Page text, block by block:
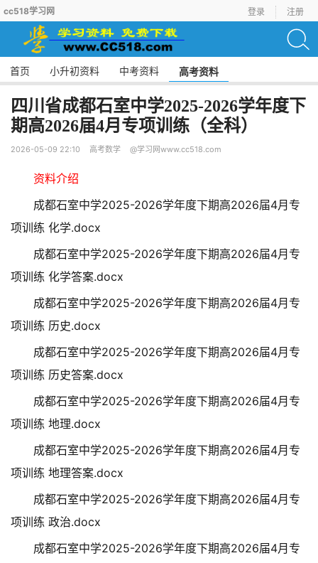
cc518学习网 登录 注册
首页 小升初资料 中考资料 高考资料
四川省成都石室中学2025-2026学年度下
期高2026届4月专项训练（全科）
2026-05-09 22:10 高考数学 @学习网www.cc518.com
资料介绍
成都石室中学2025-2026学年度下期高2026届4月专
项训练 化学.docx
成都石室中学2025-2026学年度下期高2026届4月专
项训练 化学答案.docx
成都石室中学2025-2026学年度下期高2026届4月专
项训练 历史.docx
成都石室中学2025-2026学年度下期高2026届4月专
项训练 历史答案.docx
成都石室中学2025-2026学年度下期高2026届4月专
项训练 地理.docx
成都石室中学2025-2026学年度下期高2026届4月专
项训练 地理答案.docx
成都石室中学2025-2026学年度下期高2026届4月专
项训练 政治.docx
成都石室中学2025-2026学年度下期高2026届4月专